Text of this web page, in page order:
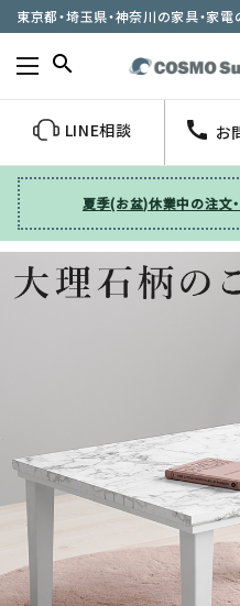
東京都・埼玉県・神奈川の家具・家電
search
LINE相談 call お
夏季(お盆)休業中の注文